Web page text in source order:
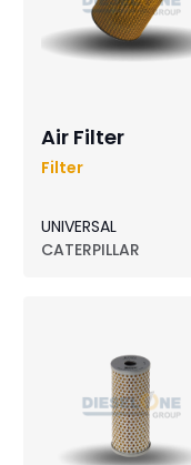
Air Filter
Filter
UNIVERSAL
CATERPILLAR